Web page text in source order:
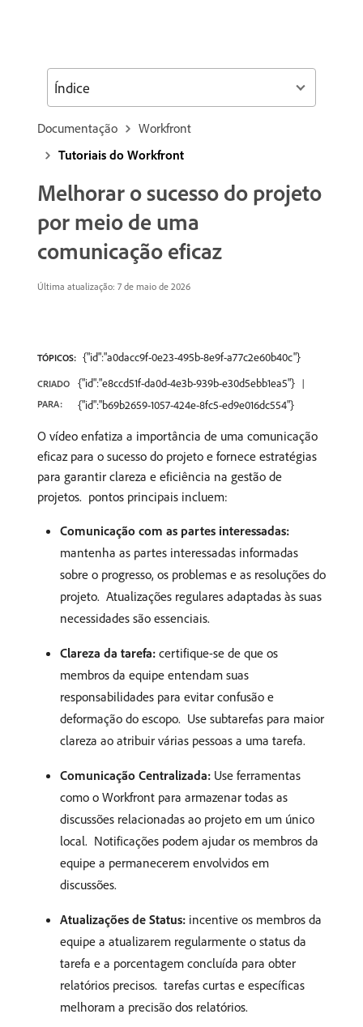
Documentação
Workfront
Tutoriais do Workfront
Melhorar o sucesso do projeto
por meio de uma
comunicação eficaz
Última atualização: 7 de maio de 2026
TÓPICOS: {"id":"a0dacc9f-0e23-495b-8e9f-a77c2e60b40c"}
CRIADO
PARA:
{"id":"e8ccd51f-da0d-4e3b-939b-e30d5ebb1ea5"}
{"id":"b69b2659-1057-424e-8fc5-ed9e016dc554"}
O vídeo enfatiza a importância de uma comunicação
eficaz para o sucesso do projeto e fornece estratégias
para garantir clareza e eficiência na gestão de
projetos. ​ pontos principais incluem:
Comunicação com as partes interessadas:
mantenha as partes interessadas informadas
sobre o progresso, os problemas e as resoluções do
projeto. ​ Atualizações regulares adaptadas às suas
necessidades são essenciais. ​
Clareza da tarefa: certifique-se de que os
membros da equipe entendam suas
responsabilidades para evitar confusão e
deformação do escopo. ​ Use subtarefas para maior
clareza ao atribuir várias pessoas a uma tarefa. ​
Comunicação Centralizada: Use ferramentas
como o Workfront para armazenar todas as
discussões relacionadas ao projeto em um único
local. ​ Notificações podem ajudar os membros da
equipe a permanecerem envolvidos em
discussões. ​
Atualizações de Status: incentive os membros da
equipe a atualizarem regularmente o status da
tarefa e a porcentagem concluída para obter
relatórios precisos. ​ tarefas curtas e específicas
melhoram a precisão dos relatórios. ​
Índice